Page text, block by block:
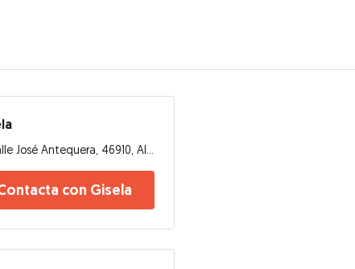
con Gisela